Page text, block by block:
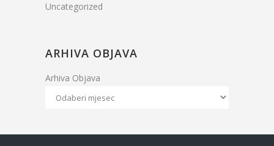
Uncategorized
ARHIVA OBJAVA
Arhiva Objava